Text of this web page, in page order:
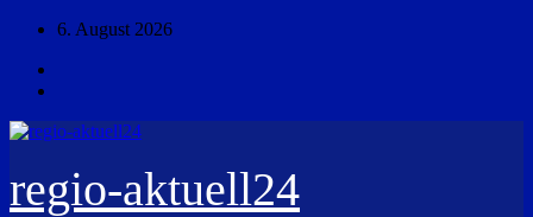
Zum
springen
6. August 2026
regio-aktuell24